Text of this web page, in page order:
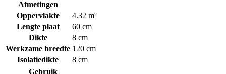
Afmetingen
Oppervlakte
4.32 m²
Lengte plaat
60 cm
Dikte
8 cm
Werkzame breedte 120 cm
Isolatiedikte
8 cm
Gebruik